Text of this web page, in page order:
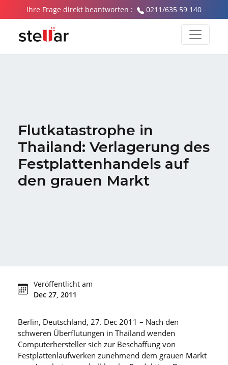
Ihre Frage direkt beantworten : 0211/635 59 140
Flutkatastrophe in
Thailand: Verlagerung des
Festplattenhandels auf
den grauen Markt
Veröffentlicht am
Dec 27, 2011
Berlin, Deutschland, 27. Dec 2011 – Nach den
schweren Überflutungen in Thailand wenden
Computerhersteller sich zur Beschaffung von
Festplattenlaufwerken zunehmend dem grauen Markt